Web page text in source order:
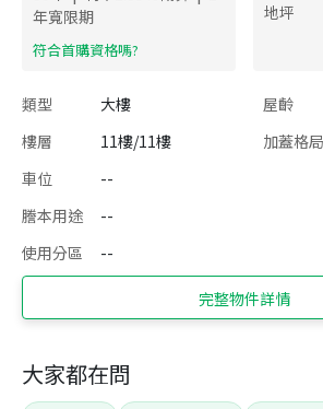
年寬限期
​符合首購資格嗎?
地坪
類型 大樓 屋齡
樓層
11樓/11樓 加蓋格局
車位
--
謄本用途
--
使用分區
--
完整物件詳情
大家都在問